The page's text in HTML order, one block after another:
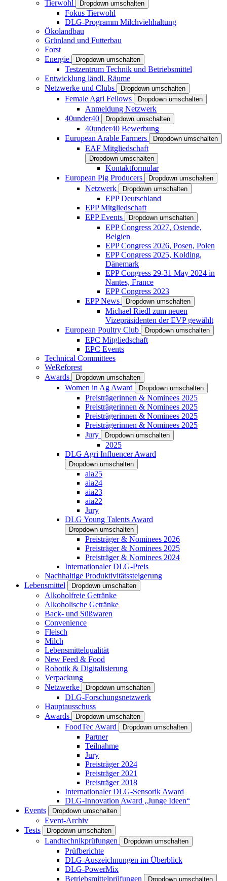
Tierwohl
Dropdown umschalten
Fokus Tierwohl
DLG-Programm Milchviehhaltung
Ökolandbau
Grünland und Futterbau
Forst
Energie
Dropdown umschalten
Testzentrum Technik und Betriebsmittel
Entwicklung ländl. Räume
Netzwerke und Clubs
Dropdown umschalten
Female Agri Fellows Dropdown umschalten
Anmeldung Netzwerk
40under40
Dropdown umschalten
40under40 Bewerbung
European Arable Farmers
Dropdown umschalten
EAF Mitgliedschaft
Dropdown umschalten
Kontaktformular
European Pig Producers
Dropdown umschalten
Netzwerk Dropdown umschalten
EPP Deutschland
EPP Mitgliedschaft
EPP Events
Dropdown umschalten
EPP Congress 2027, Ostende,
Belgien
EPP Congress 2026, Posen, Polen
EPP Congress 2025, Kolding,
Dänemark
EPP Congress 29-31 May 2024 in
Nantes, France
EPP Congress 2023
EPP News
Dropdown umschalten
Michael Riedl zum neuen
Vizepräsidenten der EVP gewählt
European Poultry Club
Dropdown umschalten
EPC Mitgliedschaft
EPC Events
Technical Committees
WeReforest
Awards
Dropdown umschalten
Women in Ag Award Dropdown umschalten
Preisträgerinnen & Nominees 2025
Preisträgerinnen & Nominees 2025
Preisträgerinnen & Nominees 2025
Preisträgerinnen & Nominees 2025
Jury
Dropdown umschalten
2025
DLG Agri Influencer Award
Dropdown umschalten
aia25
aia24
aia23
aia22
Jury
DLG Young Talents Award
Dropdown umschalten
Preisträger & Nominees 2026
Preisträger & Nominees 2025
Preisträger & Nominees 2024
Internationaler DLG-Preis
Nachhaltige Produktivitätssteigerung
Lebensmittel
Dropdown umschalten
Alkoholfreie Getränke
Alkoholische Getränke
Back- und Süßwaren
Convenience
Fleisch
Milch
Lebensmittelqualität
New Feed & Food
Robotik & Digitalisierung
Verpackung
Netzwerke
Dropdown umschalten
DLG-Forschungsnetzwerk
Hauptausschuss
Awards
Dropdown umschalten
FoodTec Award Dropdown umschalten
Partner
Teilnahme
Jury
Preisträger 2024
Preisträger 2021
Preisträger 2018
Internationaler DLG-Sensorik Award
DLG-Innovation Award „Junge Ideen“
Events
Dropdown umschalten
Event-Archiv
Tests
Dropdown umschalten
Landtechnikprüfungen Dropdown umschalten
Prüfberichte
DLG-Auszeichnungen im Überblick
DLG-PowerMix
Betriebsmittelprüfungen
Dropdown umschalten